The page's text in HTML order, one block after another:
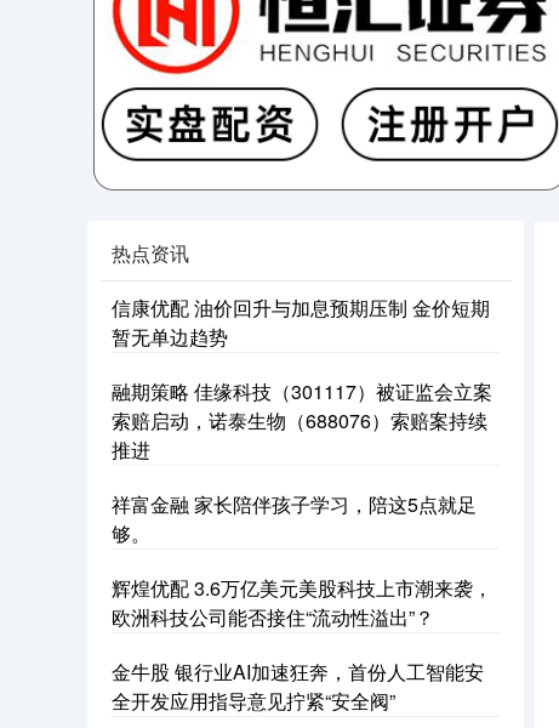
热点资讯
信康优配 油价回升与加息预期压制 金价短期
暂无单边趋势
融期策略 佳缘科技（301117）被证监会立案
索赔启动，诺泰生物（688076）索赔案持续
推进
祥富金融 家长陪伴孩子学习，陪这5点就足
够。
辉煌优配 3.6万亿美元美股科技上市潮来袭，
欧洲科技公司能否接住“流动性溢出”？
金牛股 银行业AI加速狂奔，首份人工智能安
全开发应用指导意见拧紧“安全阀”